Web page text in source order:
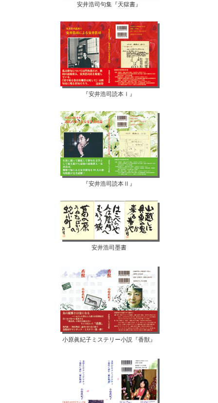
安井浩司句集『天獄書』
『安井浩司読本Ⅰ』
『安井浩司読本Ⅱ』
安井浩司墨書
小原眞紀子ミステリー小説『香獣』